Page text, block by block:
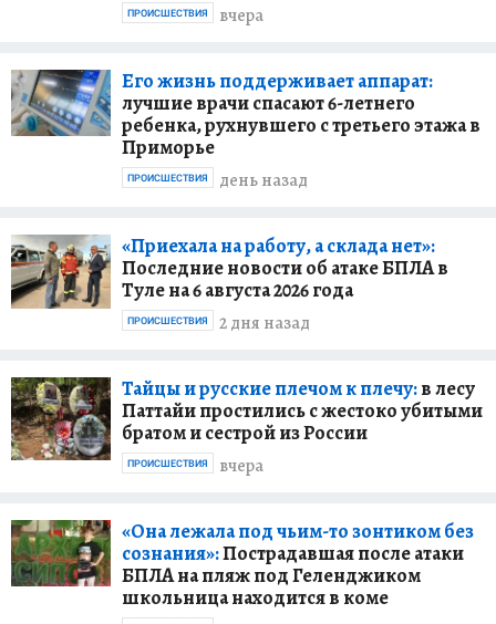
вчера
ПРОИСШЕСТВИЯ
Его жизнь поддерживает аппарат:
лучшие врачи спасают 6-летнего
ребенка, рухнувшего с третьего этажа в
Приморье
день назад
ПРОИСШЕСТВИЯ
«Приехала на работу, а склада нет»:
Последние новости об атаке БПЛА в
Туле на 6 августа 2026 года
2 дня назад
ПРОИСШЕСТВИЯ
Тайцы и русские плечом к плечу:в лесу
Паттайи простились с жестоко убитыми
братом и сестрой из России
вчера
ПРОИСШЕСТВИЯ
«Она лежала под чьим-то зонтиком без
сознания»:Пострадавшая после атаки
БПЛА на пляж под Геленджиком
школьница находится в коме